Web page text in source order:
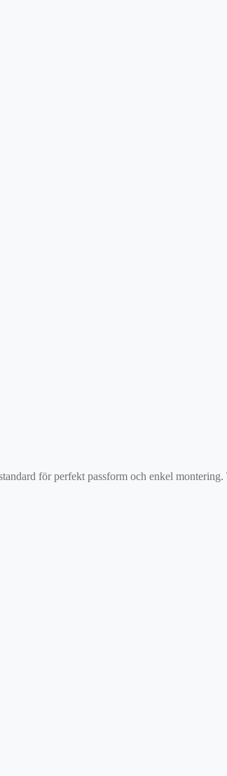
för perfekt passform och enkel